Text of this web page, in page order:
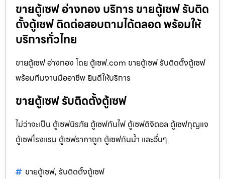
ขายตู้เซฟ อ่างทอง บริการ ขายตู้เซฟ รับติด
ตั้งตู้เซฟ ติดต่อสอบถามได้ตลอด พร้อมให้
บริการทั่วไทย
ขายตู้เซฟ อ่างทอง โดย ตู้เซฟ.com ขายตู้เซฟ รับติดตั้งตู้เซฟ
พร้อมทีมงานมืออาชีพ ยินดีให้บริการ
ขายตู้เซฟ รับติดตั้งตู้เซฟ
ไม่ว่าจะเป็น ตู้เซฟนิรภัย ตู้เซฟกันไฟ ตู้เซฟดิจิตอล ตู้เซฟกุญแจ
ตู้เซฟโรงแรม ตู้เซฟราคาถูก ตู้เซฟกันน้ำ และอื่นๆ
ขายตู้เซฟ, รับติดตั้งตู้เซฟ